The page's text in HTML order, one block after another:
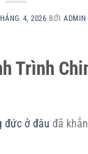
4, 2026 BỞIADMIN
Trình
đức ở đâu đã